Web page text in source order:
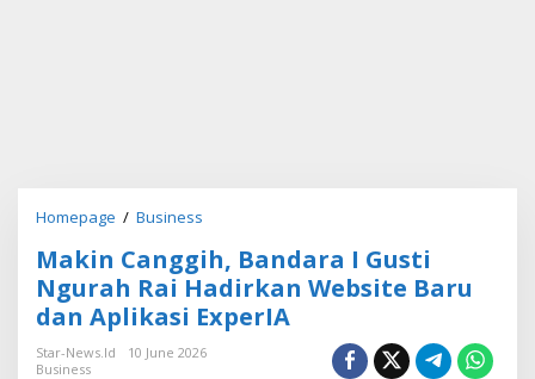
Homepage / Business
k
i
n
C
a
Makin Canggih, Bandara I Gusti
Ngurah Rai Hadirkan Website Baru
dan Aplikasi ExperIA
Star-News.id
10 June 2026
Business